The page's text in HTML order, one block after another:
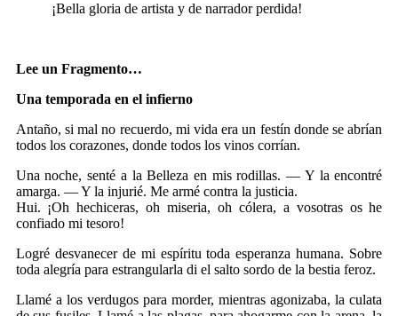
¡Bella gloria de artista y de narrador perdida!
Lee un Fragmento…
Una temporada en el infierno
Antaño, si mal no recuerdo, mi vida era un festín donde se abrían
todos los corazones, donde todos los vinos corrían.
Una noche, senté a la Belleza en mis rodillas. — Y la encontré
amarga. — Y la injurié. Me armé contra la justicia.
Hui. ¡Oh hechiceras, oh miseria, oh cólera, a vosotras os he
confiado mi tesoro!
Logré desvanecer de mi espíritu toda esperanza humana. Sobre
toda alegría para estrangularla di el salto sordo de la bestia feroz.
Llamé a los verdugos para morder, mientras agonizaba, la culata